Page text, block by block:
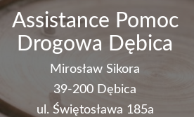
Assistance Pomoc
Drogowa Dębica
Mirosław Sikora
39-200 Dębica
ul. Świętosława 185a